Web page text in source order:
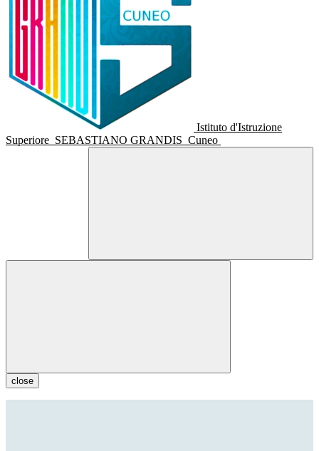
Istituto d'Istruzione
Superiore SEBASTIANO GRANDIS Cuneo
close